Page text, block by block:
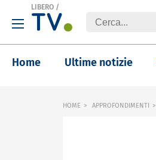
LIBERO /
Home Ultime notizie
HOME APPROFONDIMENTI